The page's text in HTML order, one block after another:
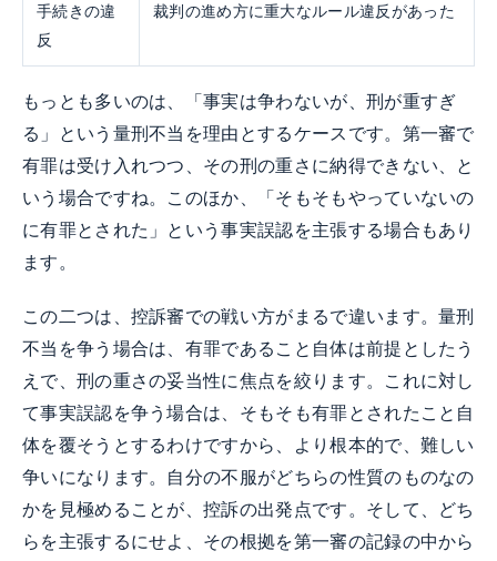
手続きの違
反
裁判の進め方に重大なルール違反があった
もっとも多いのは、「事実は争わないが、刑が重すぎ
る」という量刑不当を理由とするケースです。第一審で
有罪は受け入れつつ、その刑の重さに納得できない、と
いう場合ですね。このほか、「そもそもやっていないの
に有罪とされた」という事実誤認を主張する場合もあり
ます。
この二つは、控訴審での戦い方がまるで違います。量刑
不当を争う場合は、有罪であること自体は前提としたう
えで、刑の重さの妥当性に焦点を絞ります。これに対し
て事実誤認を争う場合は、そもそも有罪とされたこと自
体を覆そうとするわけですから、より根本的で、難しい
争いになります。自分の不服がどちらの性質のものなの
かを見極めることが、控訴の出発点です。そして、どち
らを主張するにせよ、その根拠を第一審の記録の中から